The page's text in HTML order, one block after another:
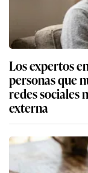
Los expertos
personas que
redes sociales
externa